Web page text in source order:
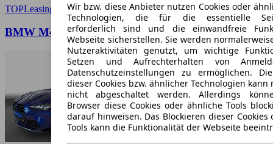
TOPLeasing
BMW M4 Competition M xDrive , 2-türig
Wir bzw. diese Anbieter nutzen Cookies oder
Technologien, die für die essentielle
erforderlich sind und die einwandfreie
Webseite sicherstellen. Sie werden
Nutzeraktivitäten genutzt, um wichtige
Setzen und Aufrechterhalten von
Datenschutzeinstellungen zu ermöglichen.
dieser Cookies bzw. ähnlicher Technologien kann
nicht abgeschaltet werden. Allerdings
Browser diese Cookies oder ähnliche Tools
darauf hinweisen. Das Blockieren dieser
Tools kann die Funktionalität der Webseite